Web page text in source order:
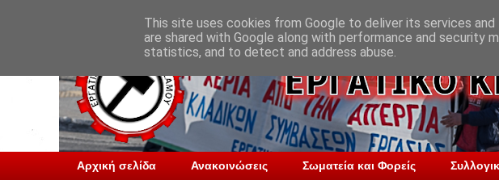
Αρχική σελίδα Ανακοινώσεις Σωματεία και Φορείς
This site uses cookies from Google to deliver its services
are shared with Google along with performance and security
statistics, and to detect and address abuse.